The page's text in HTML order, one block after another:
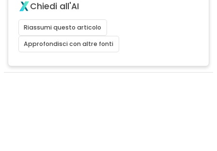
Chiedi all'AI
Riassumi questo articolo
Approfondisci con altre fonti